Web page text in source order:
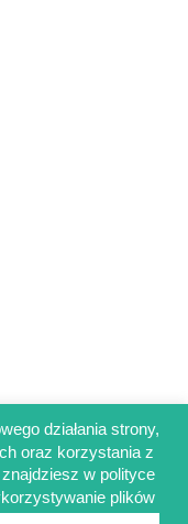
działania strony,
oraz korzystania z
w polityce
plików